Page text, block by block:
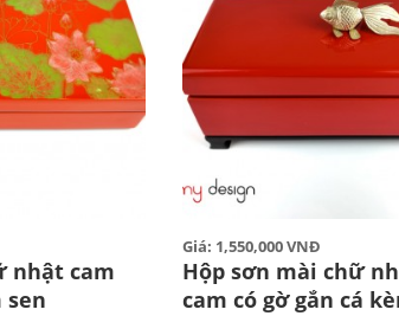
nhật cam
sen
Giá: 1,550,000 VNĐ
Hộp sơn mài chữ
cam có gờ gắn cá